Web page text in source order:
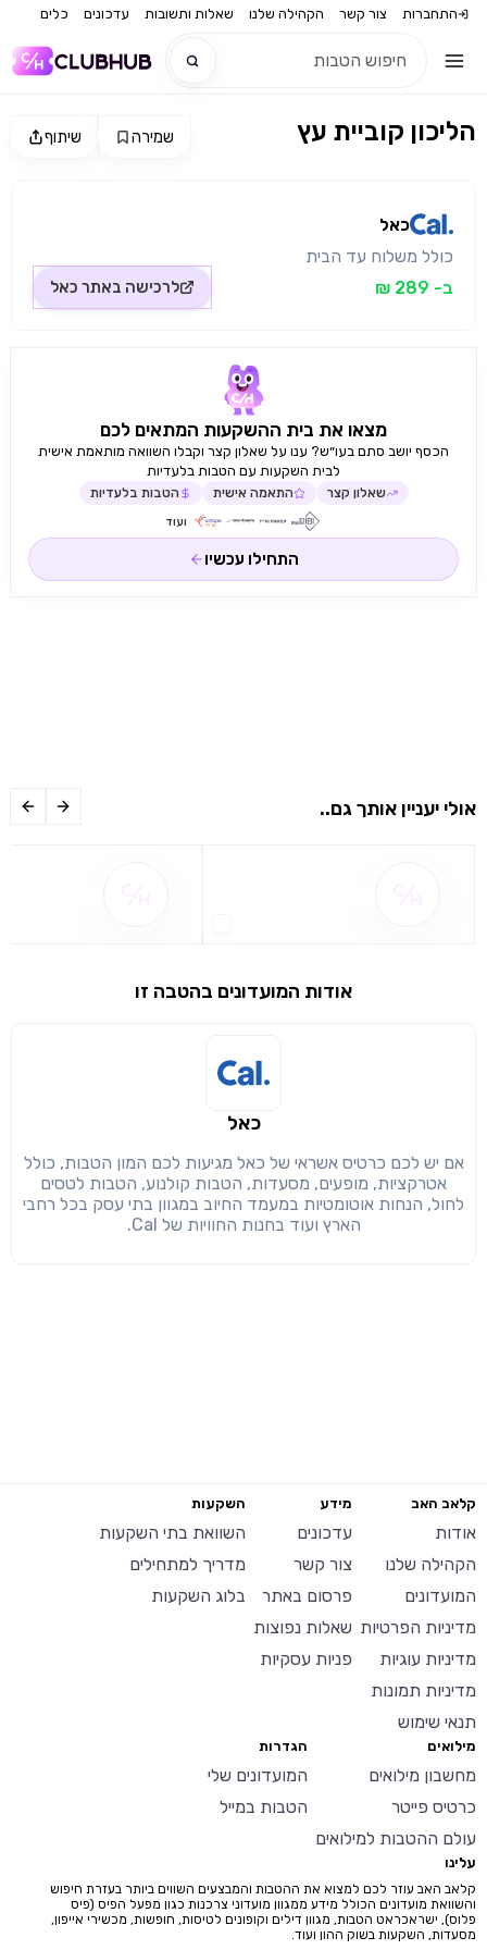
התחברות צור קשר הקהילה שלנו שאלות ותשובות עדכונים כלים
חדש
שימו לב!
הבנתי, המשך לאתר
שיתוף שמירה הליכון קוביית עץ
כאל
כולל משלוח עד הבית
ב- 289 ₪
לרכישה באתר כאל
מצאו את בית ההשקעות המתאים לכם
הכסף יושב סתם בעו״ש? ענו על שאלון קצר וקבלו השוואה מותאמת אישית
לבית השקעות עם הטבות בלעדיות
שאלון קצר התאמה אישית הטבות בלעדיות
ועוד
התחילו עכשיו
אולי יעניין אותך גם..
אודות המועדונים בהטבה זו
כאל
אם יש לכם כרטיס אשראי של כאל מגיעות לכם המון הטבות, כולל
אטרקציות, מופעים, מסעדות, הטבות קולנוע, הטבות לטסים
לחול, הנחות אוטומטיות במעמד החיוב במגוון בתי עסק בכל רחבי
הארץ ועוד בחנות החוויות של Cal.
קלאב האב
אודות
הקהילה שלנו
המועדונים
מדיניות הפרטיות
מדיניות עוגיות
מדיניות תמונות
תנאי שימוש
מידע
עדכונים
צור קשר
פרסום באתר
שאלות נפוצות
פניות עסקיות
השקעות
השוואת בתי השקעות
מדריך למתחילים
בלוג השקעות
מילואים
מחשבון מילואים
כרטיס פייטר
עולם ההטבות למילואים
הגדרות
המועדונים שלי
הטבות במייל
עלינו
קלאב האב עוזר לכם למצוא את ההטבות והמבצעים השווים ביותר בעזרת חיפוש
והשוואת מועדונים הכולל מידע ממגוון מועדוני צרכנות כגון מפעל הפיס (פיס
פלוס), ישראכראט הטבות, מגוון דילים וקופונים לטיסות, חופשות, מכשירי אייפון,
מסעדות, השקעות בשוק ההון ועוד.